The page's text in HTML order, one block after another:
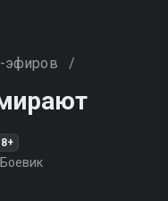
эфиров /
Боевик